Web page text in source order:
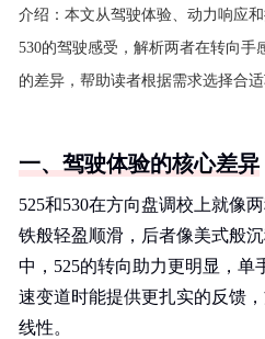
介绍： 本文从驾驶体验、动力响应
530的驾驶感受，解析两者在转向手
的差异，帮助读者根据需求选择合适
一、驾驶体验的核心差异
525和530在方向盘调校上就像
铁般轻盈顺滑，后者像美式般
中，525的转向助力更明显，单
速变道时能提供更扎实的反馈
线性。